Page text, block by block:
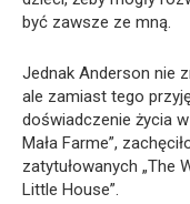
być zawsze ze mną.
Jednak Anderson nie
ale zamiast tego
doświadczenie życia
Mała Farme”,
zatytułowanych „The
Little House”.